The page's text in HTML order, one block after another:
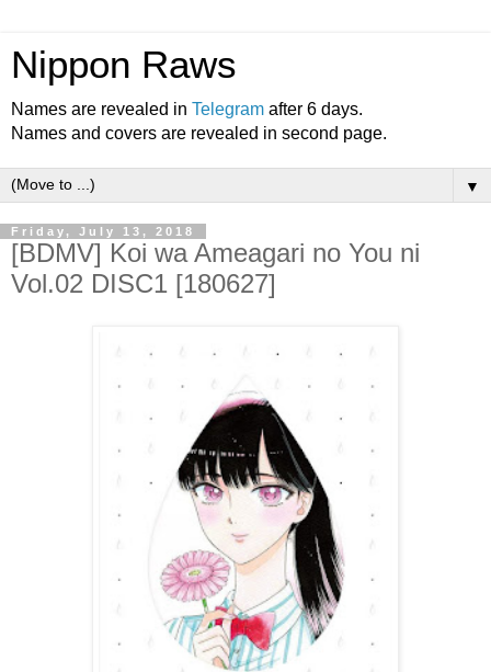
Nippon Raws
Names are revealed in Telegram after 6 days.
Names and covers are revealed in second page.
▼
Friday, July 13, 2018
[BDMV] Koi wa Ameagari no You ni
Vol.02 DISC1 [180627]